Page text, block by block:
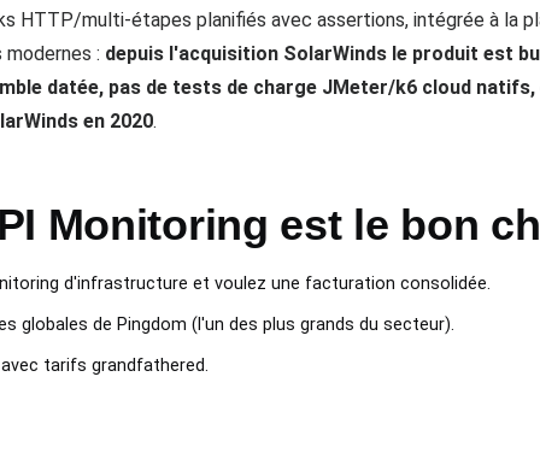
HTTP/multi-étapes planifiés avec assertions, intégrée à la
: depuis l'acquisition SolarWinds le produit est
datée, pas de tests de charge JMeter/k6 cloud
en 2020.
Monitoring est le bon
d'infrastructure et voulez une facturation consolidée.
globales de Pingdom (l'un des plus grands du secteur).
tarifs grandfathered.